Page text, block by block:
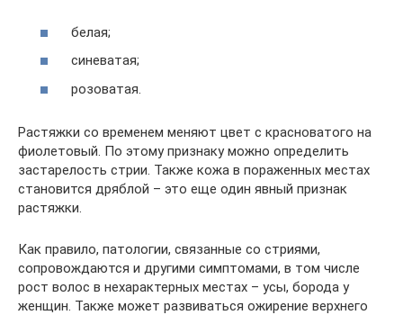
белая;
синеватая;
розоватая.
Растяжки со временем меняют цвет с красноватого на
фиолетовый. По этому признаку можно определить
застарелость стрии. Также кожа в пораженных местах
становится дряблой – это еще один явный признак
растяжки.
Как правило, патологии, связанные со стриями,
сопровождаются и другими симптомами, в том числе
рост волос в нехарактерных местах – усы, борода у
женщин. Также может развиваться ожирение верхнего